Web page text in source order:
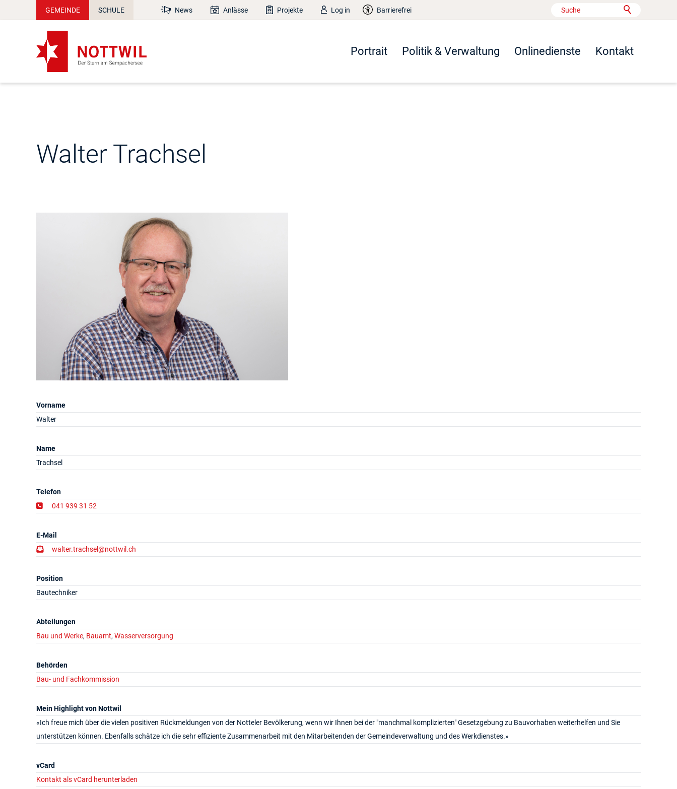
GEMEINDE SCHULE News Anlässe Projekte Log in Barrierefrei
Portrait Politik & Verwaltung Onlinedienste Kontakt
Walter Trachsel
Vorname
Walter
Name
Trachsel
Telefon
041 939 31 52
E-Mail
walter.trachsel@nottwil.ch
Position
Bautechniker
Abteilungen
Bau und Werke, Bauamt,Wasserversorgung
Behörden
Bau- und Fachkommission
Mein Highlight von Nottwil
«Ich freue mich über die vielen positiven Rückmeldungen von der Notteler Bevölkerung, wenn wir Ihnen bei der "manchmal komplizierten" Gesetzgebung zu Bauvorhaben weiterhelfen und Sie
unterstützen können. Ebenfalls schätze ich die sehr effiziente Zusammenarbeit mit den Mitarbeitenden der Gemeindeverwaltung und des Werkdienstes.»
vCard
Kontakt als vCard herunterladen